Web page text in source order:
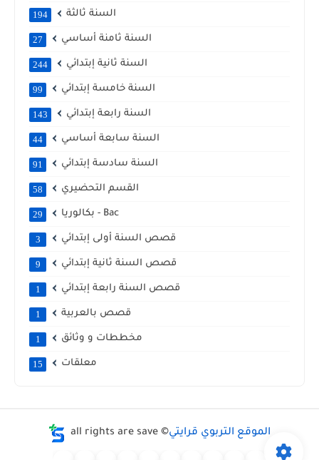
السنة ثالثة 194
السنة ثامنة أساسي 27
السنة ثانية إبتدائي 244
السنة خامسة إبتدائي 99
السنة رابعة إبتدائي 143
السنة سابعة أساسي 44
السنة سادسة إبتدائي 91
القسم التحضيري 58
بكالوريا - Bac 29
قصص السنة أولى إبتدائي 3
قصص السنة ثانية إبتدائي 9
قصص السنة رابعة إبتدائي 1
قصص بالعربية 1
مخططات و وثائق 1
معلقات 15
all rights are save ©الموقع التربوي قرايتي